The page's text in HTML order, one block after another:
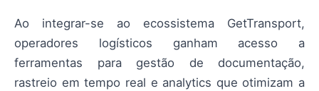
Ao integrar-se ao ecossistema GetTransport,
operadores logísticos ganham acesso a
ferramentas para gestão de documentação,
rastreio em tempo real e analytics que otimizam a